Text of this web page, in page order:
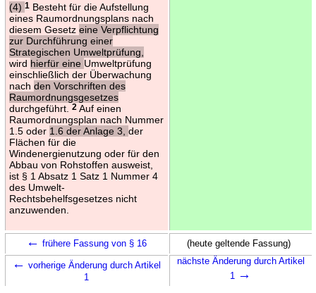
(4) 1Besteht für die Aufstellung
eines Raumordnungsplans nach
diesem Gesetz eine Verpflichtung
zur Durchführung einer
Strategischen Umweltprüfung,
wird hierfür eine Umweltprüfung
einschließlich der Überwachung
nach den Vorschriften des
Raumordnungsgesetzes
durchgeführt.
2Auf einen
Raumordnungsplan nach Nummer
1.5 oder 1.6 der Anlage 3, der
Flächen für die
Windenergienutzung oder für den
Abbau von Rohstoffen ausweist,
ist § 1 Absatz 1 Satz 1 Nummer 4
des Umwelt-
Rechtsbehelfsgesetzes nicht
anzuwenden.
← frühere Fassung von § 16 (heute geltende Fassung)
← vorherige Änderung durch Artikel
1
nächste Änderung durch Artikel
1 →